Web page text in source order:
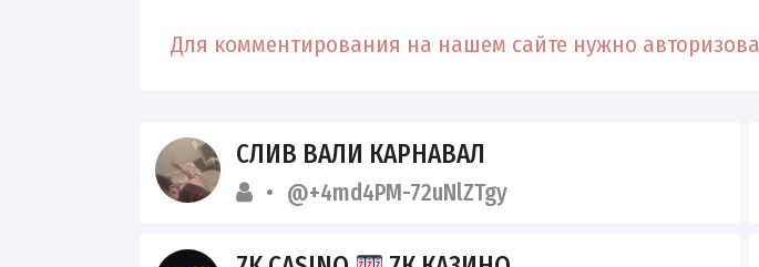
Для комментирования на нашем сайте нужно
СЛИВ ВАЛИ КАРНАВАЛ
@+4md4PM-72uNlZTgy